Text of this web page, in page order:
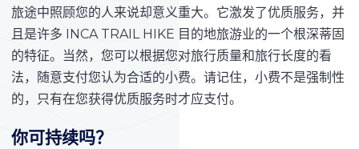
旅途中照顾您的人来说却意义重大。它激发了优质服务，并
且是许多 INCA TRAIL HIKE 目的地旅游业的一个根深蒂固
的特征。当然，您可以根据您对旅行质量和旅行长度的看
法，随意支付您认为合适的小费。请记住，小费不是强制性
的，只有在您获得优质服务时才应支付。
你可持续吗？